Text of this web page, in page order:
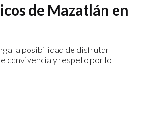
de Mazatlán en
la posibilidad de disfrutar
convivencia y respeto por lo